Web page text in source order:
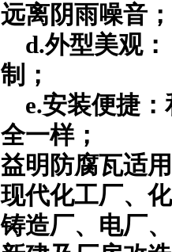
远离阴雨噪音；
d.外型美观：
制；
e.安装便捷：
全一样；
益明防腐瓦适
现代化工厂、
铸造厂、电厂